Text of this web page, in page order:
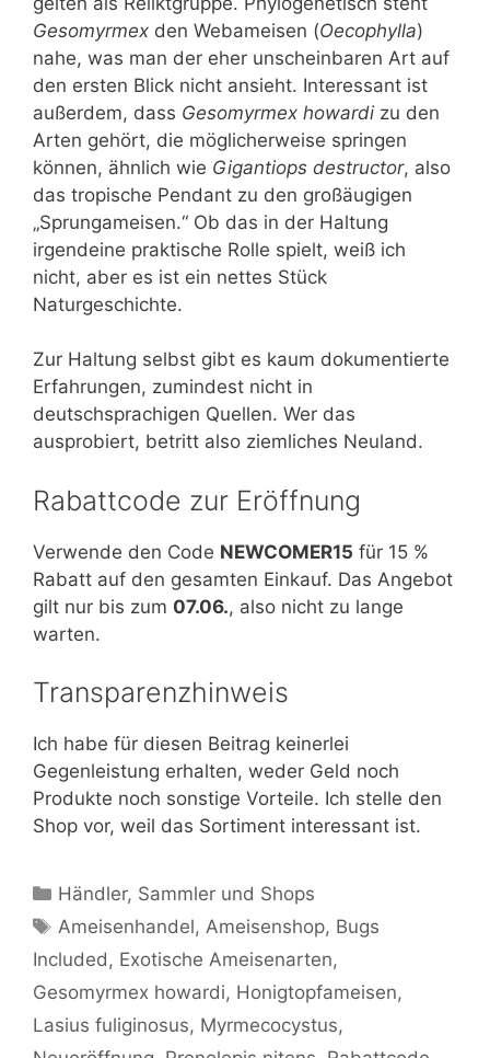
Gesomyrmex den Webameisen (Oecophylla)
nahe, was man der eher unscheinbaren Art auf
den ersten Blick nicht ansieht. Interessant ist
außerdem, dass Gesomyrmex howardi zu den
Arten gehört, die möglicherweise springen
können, ähnlich wie Gigantiops destructor, also
das tropische Pendant zu den großäugigen
„Sprungameisen.“ Ob das in der Haltung
irgendeine praktische Rolle spielt, weiß ich
nicht, aber es ist ein nettes Stück
Naturgeschichte.
Zur Haltung selbst gibt es kaum dokumentierte
Erfahrungen, zumindest nicht in
deutschsprachigen Quellen. Wer das
ausprobiert, betritt also ziemliches Neuland.
Rabattcode zur Eröffnung
Verwende den Code NEWCOMER15 für 15 %
Rabatt auf den gesamten Einkauf. Das Angebot
gilt nur bis zum 07.06., also nicht zu lange
warten.
Transparenzhinweis
Ich habe für diesen Beitrag keinerlei
Gegenleistung erhalten, weder Geld noch
Produkte noch sonstige Vorteile. Ich stelle den
Shop vor, weil das Sortiment interessant ist.
Kategorien
Händler, Sammler und Shops
Schlagwörter
Ameisenhandel,Ameisenshop, Bugs
Included, Exotische Ameisenarten,
Gesomyrmex howardi, Honigtopfameisen,
Lasius fuliginosus, Myrmecocystus,